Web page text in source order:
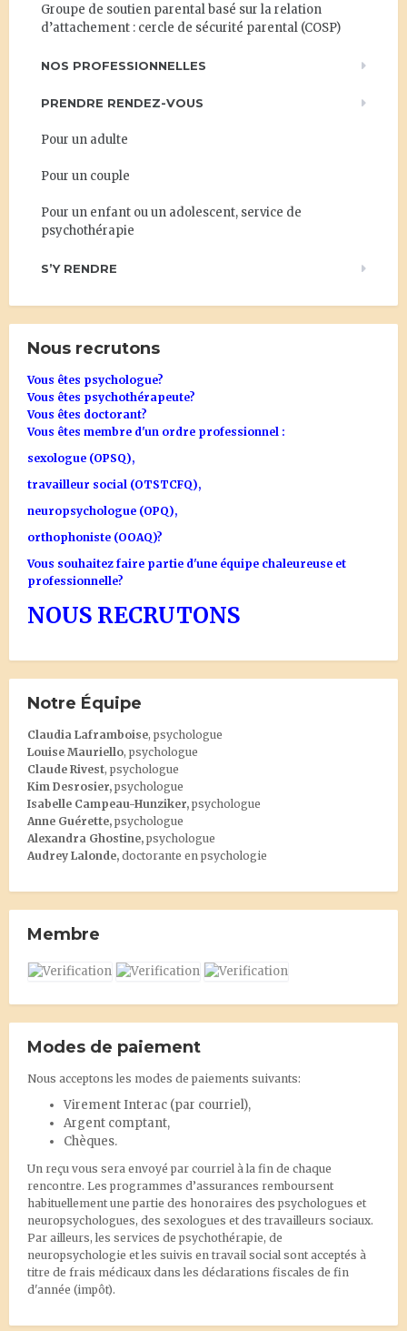
Groupe de soutien parental basé sur la relation
d’attachement : cercle de sécurité parental (COSP)
NOS PROFESSIONNELLES
PRENDRE RENDEZ-VOUS
Pour un adulte
Pour un couple
Pour un enfant ou un adolescent, service de
psychothérapie
S’Y RENDRE
Nous recrutons
Vous êtes psychologue?
Vous êtes psychothérapeute?
Vous êtes doctorant?
Vous êtes membre d'un ordre professionnel :
sexologue (OPSQ),
travailleur social (OTSTCFQ),
neuropsychologue (OPQ),
orthophoniste (OOAQ)?
Vous souhaitez faire partie d'une équipe chaleureuse et
professionnelle?
NOUS RECRUTONS
Notre Équipe
Claudia Laframboise, psychologue
Louise Mauriello, psychologue
Claude Rivest, psychologue
Kim Desrosier, psychologue
Isabelle Campeau-Hunziker, psychologue
Anne Guérette, psychologue
Alexandra Ghostine, psychologue
Audrey Lalonde, doctorante en psychologie
Membre
Modes de paiement
Nous acceptons les modes de paiements suivants:
Virement Interac (par courriel),
Argent comptant,
Chèques.
Un reçu vous sera envoyé par courriel à la fin de chaque
rencontre. Les programmes d’assurances remboursent
habituellement une partie des honoraires des psychologues et
neuropsychologues, des sexologues et des travailleurs sociaux.
Par ailleurs, les services de psychothérapie, de
neuropsychologie et les suivis en travail social sont acceptés à
titre de frais médicaux dans les déclarations fiscales de fin
d'année (impôt).